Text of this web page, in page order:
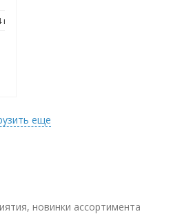
еще
новинки ассортимента